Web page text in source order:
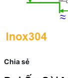
Chia sẻ